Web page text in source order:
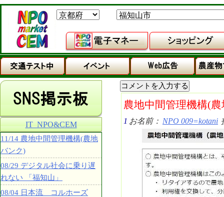
農地中間管理機構(
1 お名前： NPO 009=kotani
IT_NPO&CEM
11/14 農地中間管理機構(農地
バンク)
08/29 デジタル社会に乗り遅
れない 「福知山」
08/04 日本流 コルホーズ